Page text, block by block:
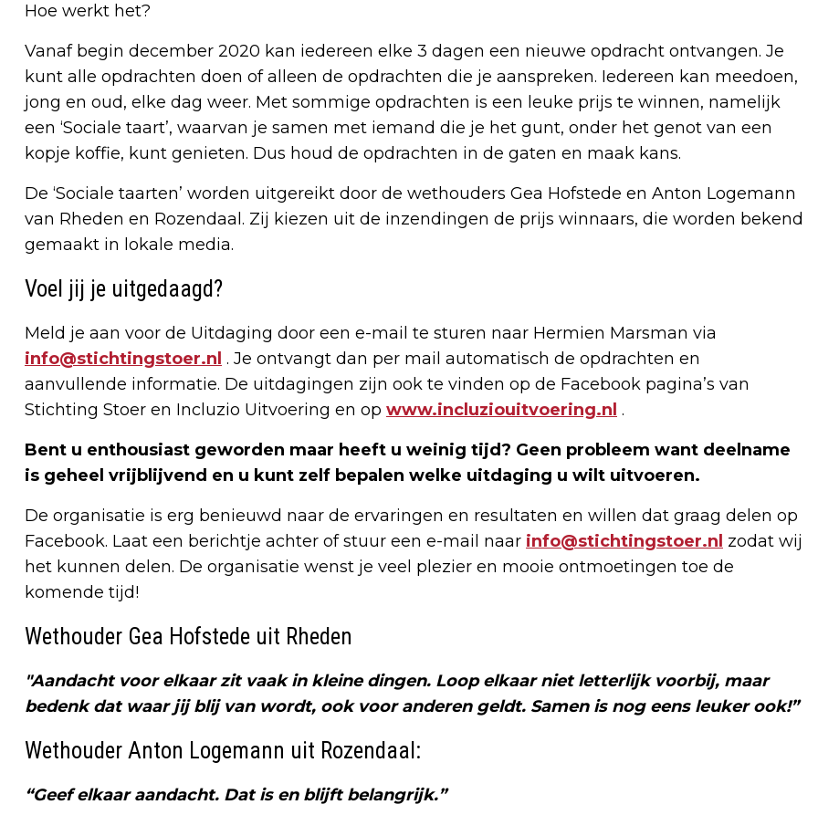
Hoe werkt het?
Vanaf begin december 2020 kan iedereen elke 3 dagen een nieuwe opdracht ontvangen. Je
kunt alle opdrachten doen of alleen de opdrachten die je aanspreken. Iedereen kan meedoen,
jong en oud, elke dag weer. Met sommige opdrachten is een leuke prijs te winnen, namelijk
een ‘Sociale taart’, waarvan je samen met iemand die je het gunt, onder het genot van een
kopje koffie, kunt genieten. Dus houd de opdrachten in de gaten en maak kans.
De ‘Sociale taarten’ worden uitgereikt door de wethouders Gea Hofstede en Anton Logemann
van Rheden en Rozendaal. Zij kiezen uit de inzendingen de prijs winnaars, die worden bekend
gemaakt in lokale media.
Voel jij je uitgedaagd?
Meld je aan voor de Uitdaging door een e-mail te sturen naar Hermien Marsman via
info@stichtingstoer.nl . Je ontvangt dan per mail automatisch de opdrachten en
aanvullende informatie. De uitdagingen zijn ook te vinden op de Facebook pagina’s van
Stichting Stoer en Incluzio Uitvoering en op www.incluziouitvoering.nl .
Bent u enthousiast geworden maar heeft u weinig tijd? Geen probleem want deelname
is geheel vrijblijvend en u kunt zelf bepalen welke uitdaging u wilt uitvoeren.
De organisatie is erg benieuwd naar de ervaringen en resultaten en willen dat graag delen op
Facebook. Laat een berichtje achter of stuur een e-mail naar info@stichtingstoer.nl zodat wij
het kunnen delen. De organisatie wenst je veel plezier en mooie ontmoetingen toe de
komende tijd!
Wethouder Gea Hofstede uit Rheden
"Aandacht voor elkaar zit vaak in kleine dingen. Loop elkaar niet letterlijk voorbij, maar
bedenk dat waar jij blij van wordt, ook voor anderen geldt. Samen is nog eens leuker ook!”
Wethouder Anton Logemann uit Rozendaal:
“Geef elkaar aandacht. Dat is en blijft belangrijk.”